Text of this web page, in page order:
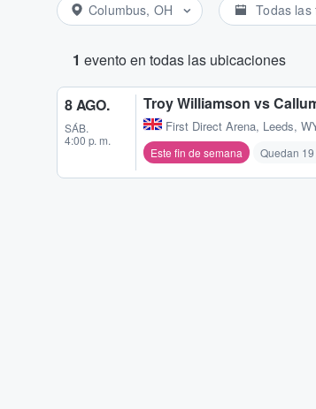
Columbus, OH Todas las
1 evento en todas las ubicaciones
8 AGO.
SÁB.
4:00 p. m.
Troy Williamson vs
First Direct Arena, Leeds,
Este fin de semana Quedan